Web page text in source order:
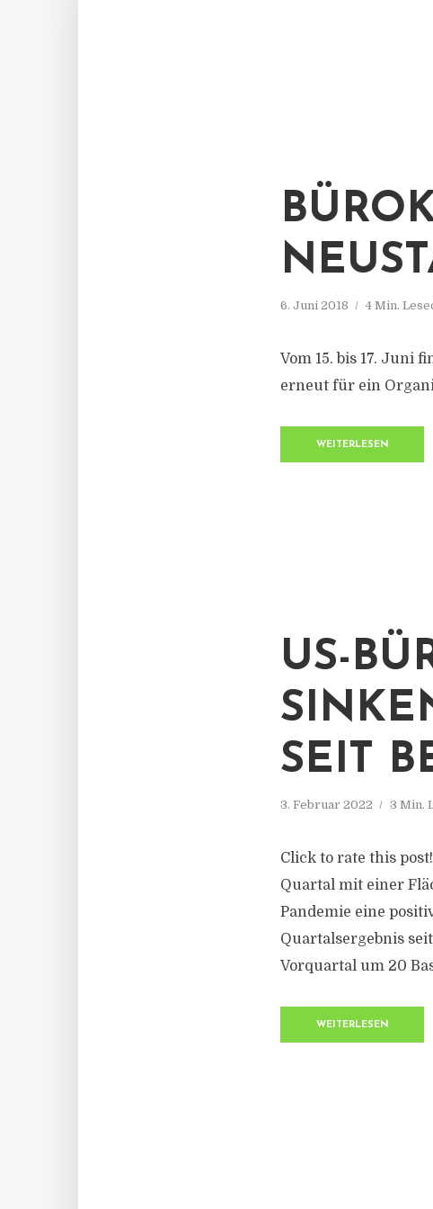
6. Juni 2018 4 Min.
Vom 15. bis 17. Juni
erneut für ein
WEITERLESEN
US-
SEIT
3. Februar 2022 3 Min.
Click to rate this
Quartal mit einer
Pandemie eine
Quartalsergebnis
Vorquartal um 20
WEITERLESEN